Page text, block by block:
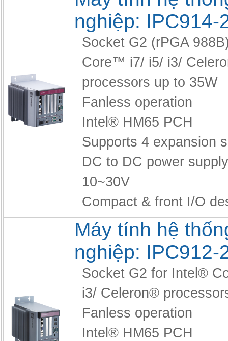
nghiệp: IPC914-
Socket G2 (rPGA
Core™ i7/ i5/ i3/
processors up to 35W
Fanless operation
Intel® HM65 PCH
Supports 4 expansion
DC to DC power
10~30V
Compact & front I/O
Máy tính hệ
nghiệp: IPC912-
Socket G2 for Intel®
i3/ Celeron®
Fanless operation
Intel® HM65 PCH